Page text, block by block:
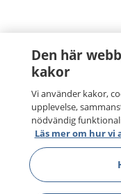
Den här
kakor
Vi använder kakor,
upplevelse,
nödvändig
Läs mer om hur vi